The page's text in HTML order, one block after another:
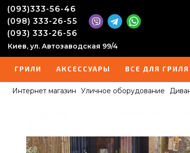
(093)333-56-46
(098) 333-26-55
(093) 333-26-56
Киев, ул. Автозаводская 99/4
ГРИЛИ АКСЕССУАРЫ ВСЕ ДЛЯ ГРИЛЯ
Интернет магазин Уличное оборудование